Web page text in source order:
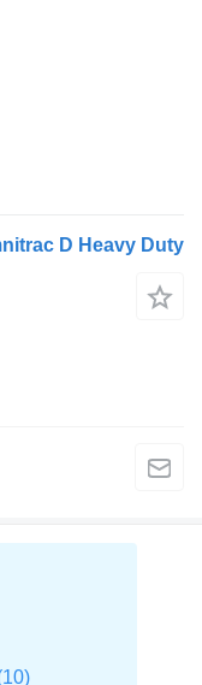
D Heavy Duty